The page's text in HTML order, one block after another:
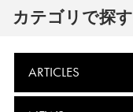
カテゴリで探す
ARTICLES